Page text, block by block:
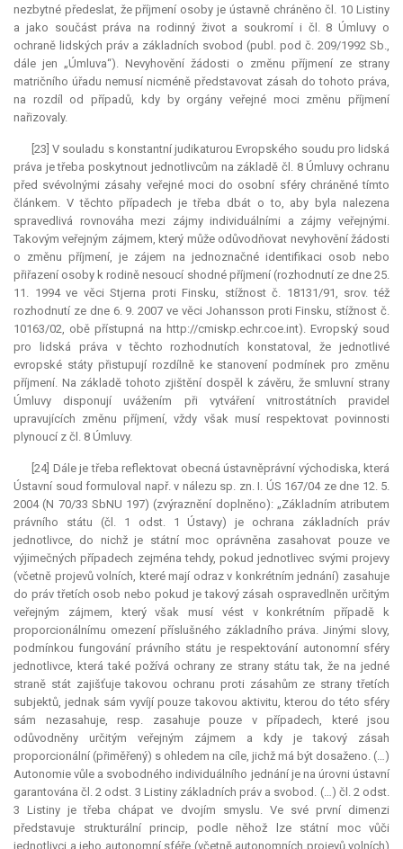
nezbytné předeslat, že příjmení osoby je ústavně chráněno čl. 10 Listiny
a jako součást práva na rodinný život a soukromí i čl. 8 Úmluvy o
ochraně lidských práv a základních svobod (publ. pod č. 209/1992 Sb.,
dále jen „Úmluva“). Nevyhovění žádosti o změnu příjmení ze strany
matričního úřadu nemusí nicméně představovat zásah do tohoto práva,
na rozdíl od případů, kdy by orgány veřejné moci změnu příjmení
nařizovaly.
[23] V souladu s konstantní judikaturou Evropského soudu pro lidská
práva je třeba poskytnout jednotlivcům na základě čl. 8 Úmluvy ochranu
před svévolnými zásahy veřejné moci do osobní sféry chráněné tímto
článkem. V těchto případech je třeba dbát o to, aby byla nalezena
spravedlivá rovnováha mezi zájmy individuálními a zájmy veřejnými.
Takovým veřejným zájmem, který může odůvodňovat nevyhovění žádosti
o změnu příjmení, je zájem na jednoznačné identifikaci osob nebo
přiřazení osoby k rodině nesoucí shodné příjmení (rozhodnutí ze dne 25.
11. 1994 ve věci Stjerna proti Finsku, stížnost č. 18131/91, srov. též
rozhodnutí ze dne 6. 9. 2007 ve věci Johansson proti Finsku, stížnost č.
10163/02, obě přístupná na http://cmiskp.echr.coe.int). Evropský soud
pro lidská práva v těchto rozhodnutích konstatoval, že jednotlivé
evropské státy přistupují rozdílně ke stanovení podmínek pro změnu
příjmení. Na základě tohoto zjištění dospěl k závěru, že smluvní strany
Úmluvy disponují uvážením při vytváření vnitrostátních pravidel
upravujících změnu příjmení, vždy však musí respektovat povinnosti
plynoucí z čl. 8 Úmluvy.
[24] Dále je třeba reflektovat obecná ústavněprávní východiska, která
Ústavní soud formuloval např. v nálezu sp. zn. I. ÚS 167/04 ze dne 12. 5.
2004 (N 70/33 SbNU 197) (zvýraznění doplněno): „Základním atributem
právního státu (čl. 1 odst. 1 Ústavy) je ochrana základních práv
jednotlivce, do nichž je státní moc oprávněna zasahovat pouze ve
výjimečných případech zejména tehdy, pokud jednotlivec svými projevy
(včetně projevů volních, které mají odraz v konkrétním jednání) zasahuje
do práv třetích osob nebo pokud je takový zásah ospravedlněn určitým
veřejným zájmem, který však musí vést v konkrétním případě k
proporcionálnímu omezení příslušného základního práva. Jinými slovy,
podmínkou fungování právního státu je respektování autonomní sféry
jednotlivce, která také požívá ochrany ze strany státu tak, že na jedné
straně stát zajišťuje takovou ochranu proti zásahům ze strany třetích
subjektů, jednak sám vyvíjí pouze takovou aktivitu, kterou do této sféry
sám nezasahuje, resp. zasahuje pouze v případech, které jsou
odůvodněny určitým veřejným zájmem a kdy je takový zásah
proporcionální (přiměřený) s ohledem na cíle, jichž má být dosaženo. (…)
Autonomie vůle a svobodného individuálního jednání je na úrovni ústavní
garantována čl. 2 odst. 3 Listiny základních práv a svobod. (…) čl. 2 odst.
3 Listiny je třeba chápat ve dvojím smyslu. Ve své první dimenzi
představuje strukturální princip, podle něhož lze státní moc vůči
jednotlivci a jeho autonomní sféře (včetně autonomních projevů volních)